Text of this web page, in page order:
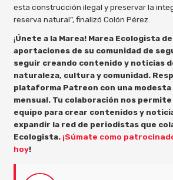
esta construcción ilegal y preservar la
reserva natural”, finalizó Colón Pérez.
¡Únete a la Marea! Marea Ecologista
aportaciones de su comunidad de
seguir creando contenido y noticias
naturaleza, cultura y comunidad.
plataforma Patreon con una
mensual. Tu colaboración nos
equipo para crear contenidos y
expandir la red de periodistas que
Ecologista. ¡Súmate como
hoy!